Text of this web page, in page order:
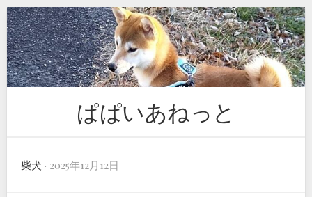
Skip
to
content
ぱぱいあねっと
柴犬 · 2025年12月12日